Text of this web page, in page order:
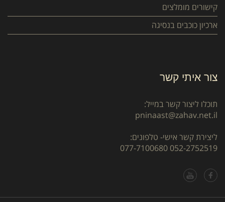
קישורים מומלצים
ארכיון כוכבים בנסיגה
צור איתי קשר
תוכלו ליצור קשר במייל:
pninaast@zahav.net.il
ליצירת קשר אישי- טלפונים:
052-2752519
077-7100680